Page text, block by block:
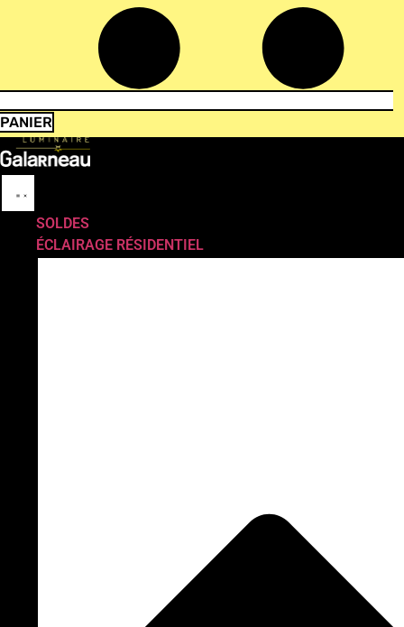
PANIER
SOLDES
ÉCLAIRAGE RÉSIDENTIEL